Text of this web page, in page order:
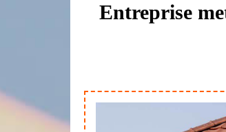
Entreprise